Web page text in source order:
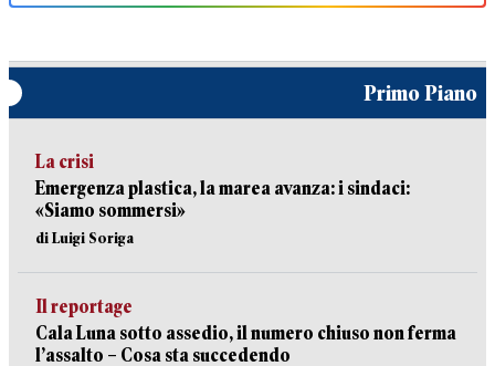
Primo Piano
La crisi
Emergenza plastica, la marea avanza: i sindaci:
«Siamo sommersi»
di Luigi Soriga
Il reportage
Cala Luna sotto assedio, il numero chiuso non ferma
l’assalto – Cosa sta succedendo